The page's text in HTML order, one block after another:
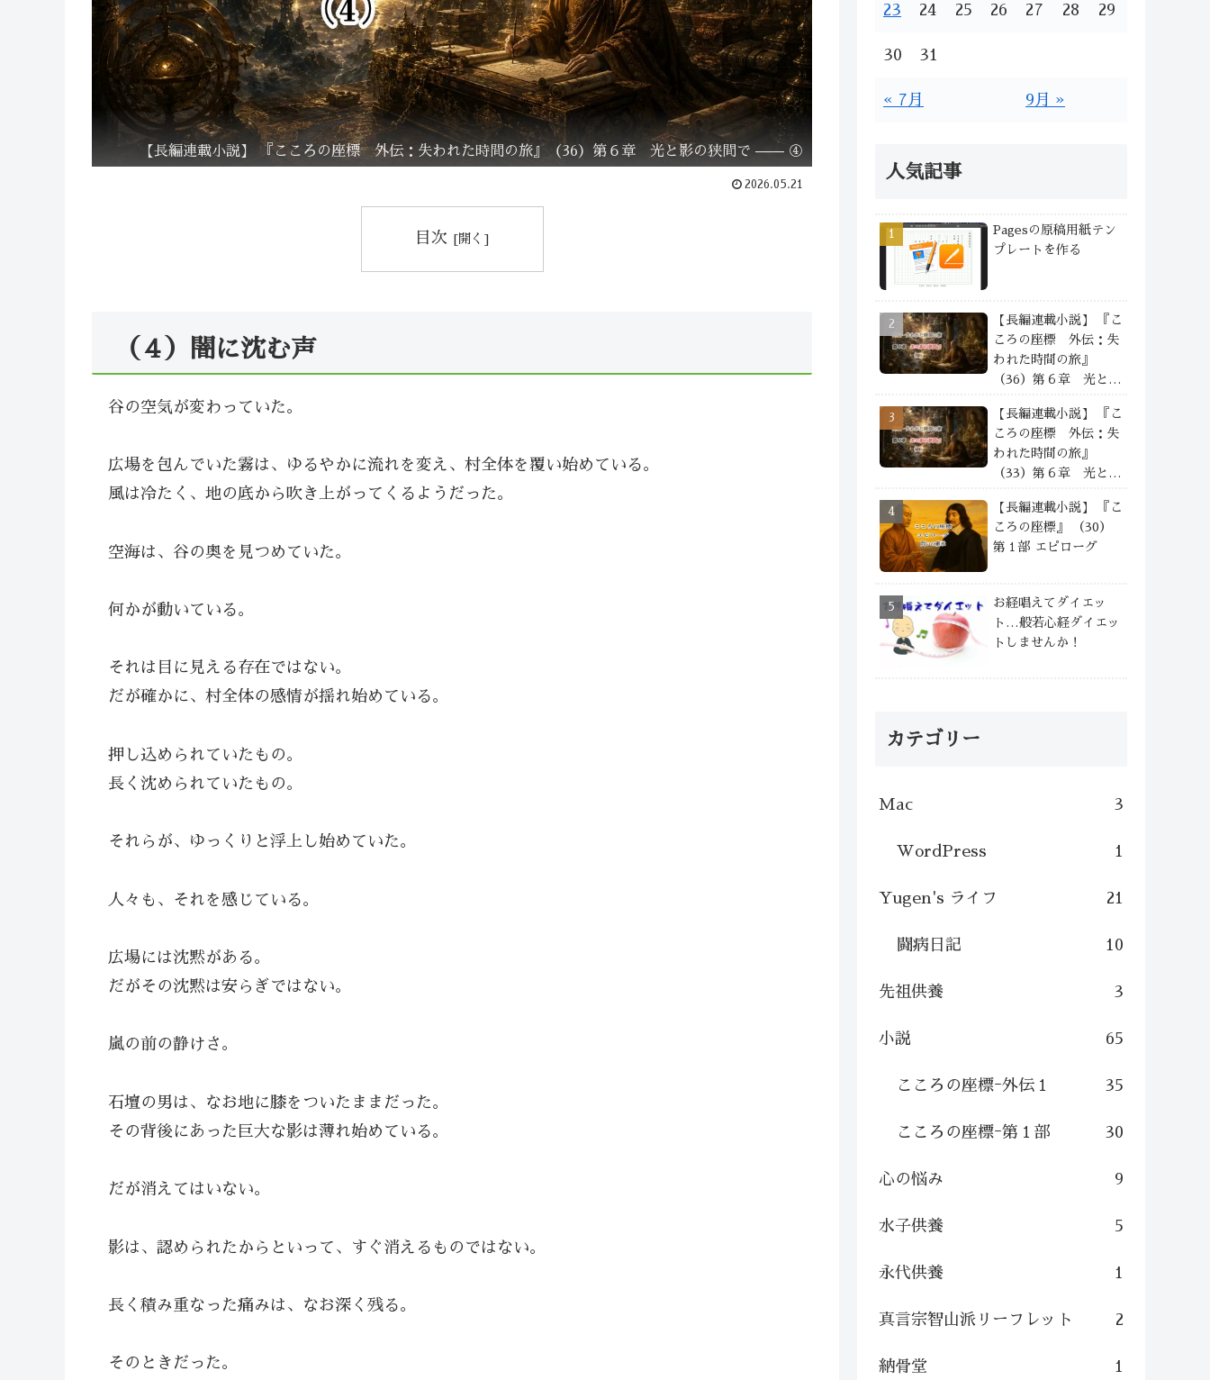
【長編連載小説】 『こころの座標 外伝：失われた時間の旅』（36）第６章 光と影の狭間で —— ④
2026.05.21
目次
（４）闇に沈む声
谷の空気が変わっていた。
広場を包んでいた霧は、ゆるやかに流れを変え、村全体を覆い始めている。
風は冷たく、地の底から吹き上がってくるようだった。
空海は、谷の奥を見つめていた。
何かが動いている。
それは目に見える存在ではない。
だが確かに、村全体の感情が揺れ始めている。
押し込められていたもの。
長く沈められていたもの。
それらが、ゆっくりと浮上し始めていた。
人々も、それを感じている。
広場には沈黙がある。
だがその沈黙は安らぎではない。
嵐の前の静けさ。
石壇の男は、なお地に膝をついたままだった。
その背後にあった巨大な影は薄れ始めている。
だが消えてはいない。
影は、認められたからといって、すぐ消えるものではない。
長く積み重なった痛みは、なお深く残る。
そのときだった。
23 24 25 26 27 28 29
30 31
« 7月 9月 »
人気記事
Pagesの原稿用紙テン
プレートを作る
【長編連載小説】 『こ
ころの座標 外伝：失
われた時間の旅』
（36）第６章 光と影
【長編連載小説】 『こ
ころの座標 外伝：失
われた時間の旅』
（33）第６章 光と影
【長編連載小説】 『こ
ころの座標』 （30）
第１部 エピローグ
お経唱えてダイエッ
ト…般若心経ダイエッ
トしませんか！
カテゴリー
Mac 3
WordPress 1
Yugen's ライフ 21
闘病日記 10
先祖供養 3
小説 65
こころの座標ｰ外伝１ 35
こころの座標ｰ第１部 30
心の悩み 9
水子供養 5
永代供養 1
真言宗智山派リーフレット 2
納骨堂 1